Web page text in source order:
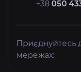
+38050
Приєднуйтесь
мережах: